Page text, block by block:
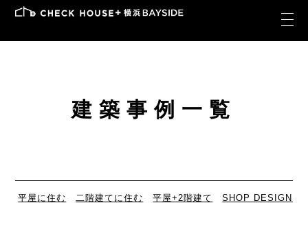
建築事例一覧
平屋に住む 二階建てに住む 平屋+2階建て SHOP DESIGN（